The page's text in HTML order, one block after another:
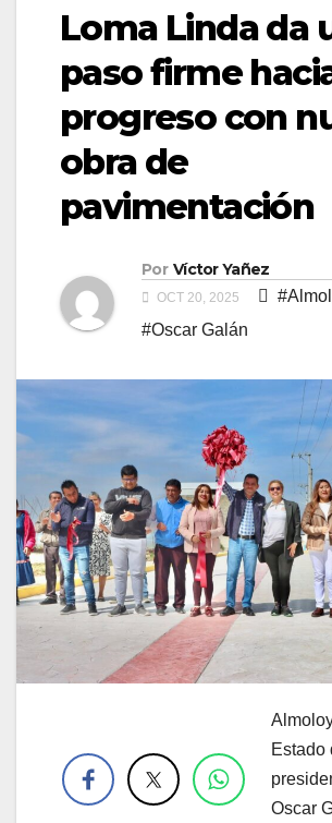
Loma Linda da
paso firme
progreso con
obra de
pavimentación
Por Víctor Yañez
OCT 20, 2025
#Oscar Galán
Estado
Oscar